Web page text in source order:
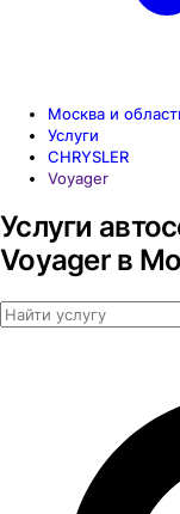
Москва и
Услуги
CHRYSLER
Voyager
Услуги
Voyager в